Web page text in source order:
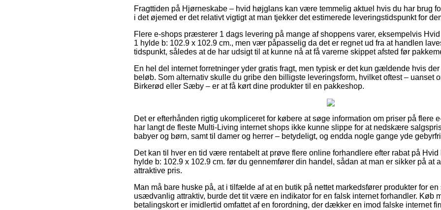
Fragttiden på Hjørneskabe – hvid højglans kan være temmelig aktuel hvis du har brug
i det øjemed er det relativt vigtigt at man tjekker det estimerede leveringstidspunkt for
Flere e-shops præsterer 1 dags levering på mange af shoppens varer, eksempelvis
1 hylde b: 102.9 x 102.9 cm., men vær påpasselig da det er regnet ud fra at handlen
tidspunkt, således at de har udsigt til at kunne nå at få varerne skippet afsted før
En hel del internet forretninger yder gratis fragt, men typisk er det kun gældende hvis
beløb. Som alternativ skulle du gribe den billigste leveringsform, hvilket oftest – uanset
Birkerød eller Sæby – er at få kørt dine produkter til en pakkeshop.
Det er efterhånden rigtig ukompliceret for købere at søge information om priser på flere
har langt de fleste Multi-Living internet shops ikke kunne slippe for at nedskære
babyer og børn, samt til damer og herrer – betydeligt, og endda nogle gange yde
Det kan til hver en tid være rentabelt at prøve flere online forhandlere efter rabat på
hylde b: 102.9 x 102.9 cm. før du gennemfører din handel, sådan at man er sikker på at
attraktive pris.
Man må bare huske på, at i tilfælde af at en butik på nettet markedsfører produkter for
usædvanlig attraktiv, burde det tit være en indikator for en falsk internet forhandler. Køb
betalingskort er imidlertid omfattet af en forordning, der dækker en imod falske internet